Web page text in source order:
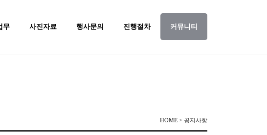
무 사진자료 행사문의 진행절차 커뮤니티
HOME > 공지사항